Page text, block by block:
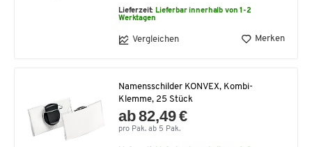
Lieferzeit: Lieferbar innerhalb von 1-2
Werktagen
Vergleichen Merken
Namensschilder KONVEX, Kombi-
Klemme, 25 Stück
ab 82,49 €
pro Pak. ab 5 Pak.